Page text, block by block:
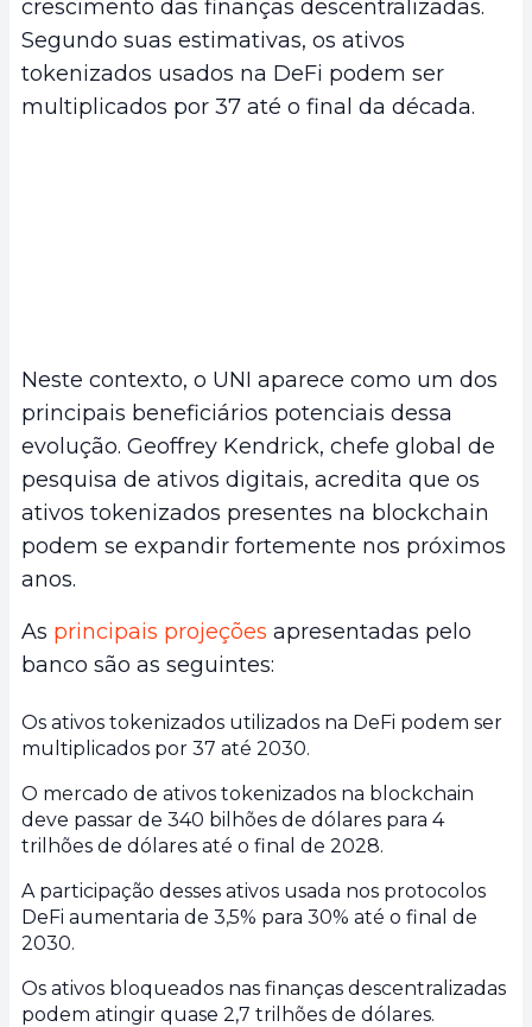
crescimento das finanças descentralizadas.
Segundo suas estimativas, os ativos
tokenizados usados na DeFi podem ser
multiplicados por 37 até o final da década.
Neste contexto, o UNI aparece como um dos
principais beneficiários potenciais dessa
evolução. Geoffrey Kendrick, chefe global de
pesquisa de ativos digitais, acredita que os
ativos tokenizados presentes na blockchain
podem se expandir fortemente nos próximos
anos.
As principais projeções apresentadas pelo
banco são as seguintes:
Os ativos tokenizados utilizados na DeFi podem ser
multiplicados por 37 até 2030.
O mercado de ativos tokenizados na blockchain
deve passar de 340 bilhões de dólares para 4
trilhões de dólares até o final de 2028.
A participação desses ativos usada nos protocolos
DeFi aumentaria de 3,5% para 30% até o final de
2030.
Os ativos bloqueados nas finanças descentralizadas
podem atingir quase 2,7 trilhões de dólares.